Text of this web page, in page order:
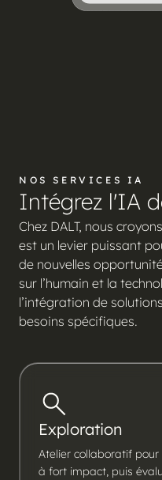
NOS SERVICES IA
Intégrez l'IA
Chez DALT, nous
est un levier puissant
de nouvelles
sur l’humain et la
l’intégration de
besoins spécifiques.
Exploration
Atelier collaboratif
à fort impact, puis